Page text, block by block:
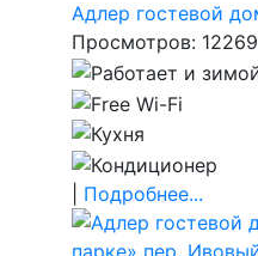
Адлер гостевой
Просмотров:
Подробнее...